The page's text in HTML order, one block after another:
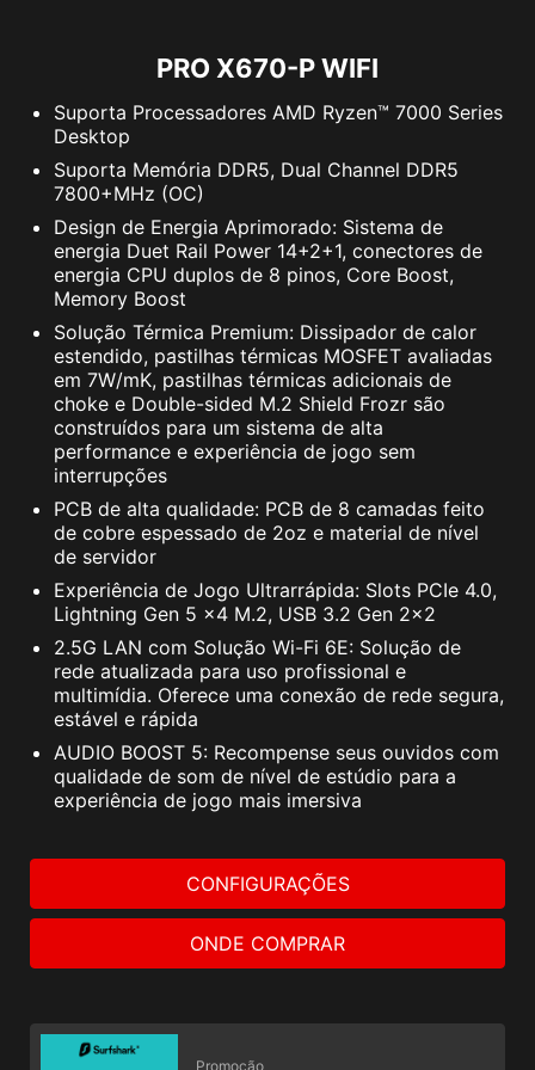
DIGA SIM À CYBER SEGURANÇA
COM NORTON 360 DELUXE
Várias camadas de proteção para seus
dispositivos, recursos de privacidade on-line,
incluindo nossa Secure VPN, além de
monitoramento da Dark Web - tudo em uma
única solução. Com as placas-mãe da MSI,
você pode desfrutar de uma avaliação gratuita
de 60 dias do Norton 360 Deluxe.
Até 50 GB de backup na nuvem para
PC
Proteção em tempo real contra
ameaças e firewall inteligente
Gerenciador de senhas
PC SafeCam
A oferta de avaliação da MSI não é válida para clientes
da Norton que já possuem assinatura ativa. Caso
cancelá-la para se tornar elegível a essa oferta.
Consulte o Contrato de Licença e Serviços da
PRO X670-P WIFI
Suporta Processadores AMD Ryzen™ 7000 Series
Desktop
Suporta Memória DDR5, Dual Channel DDR5
7800+MHz (OC)
Design de Energia Aprimorado: Sistema de
energia Duet Rail Power 14+2+1, conectores de
energia CPU duplos de 8 pinos, Core Boost,
Memory Boost
Solução Térmica Premium: Dissipador de calor
estendido, pastilhas térmicas MOSFET avaliadas
em 7W/mK, pastilhas térmicas adicionais de
choke e Double-sided M.2 Shield Frozr são
construídos para um sistema de alta
performance e experiência de jogo sem
interrupções
PCB de alta qualidade: PCB de 8 camadas feito
de cobre espessado de 2oz e material de nível
de servidor
Experiência de Jogo Ultrarrápida: Slots PCIe 4.0,
Lightning Gen 5 x4 M.2, USB 3.2 Gen 2x2
2.5G LAN com Solução Wi-Fi 6E: Solução de
rede atualizada para uso profissional e
multimídia. Oferece uma conexão de rede segura,
estável e rápida
AUDIO BOOST 5: Recompense seus ouvidos com
qualidade de som de nível de estúdio para a
experiência de jogo mais imersiva
CONFIGURAÇÕES
ONDE COMPRAR
Promoção